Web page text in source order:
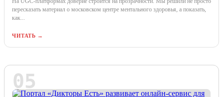
пересказать материал о московском центре ментального здоровья, а показать,
как...
ЧИТАТЬ →
05